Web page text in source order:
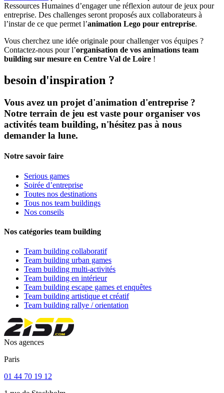
Ressources Humaines d’engager une réflexion autour de jeux pour
entreprise. Des challenges seront proposés aux collaborateurs à
l’instar de ce que permet l’animation Lego pour entreprise.
Vous cherchez une idée originale pour challenger vos équipes ?
Contactez-nous pour l’organisation de vos animations team
building sur mesure en Centre Val de Loire !
besoin d'inspiration ?
Vous avez un projet d'animation d'entreprise ?
Notre terrain de jeu est vaste pour organiser vos
activités team building, n'hésitez pas à nous
demander la lune.
Notre savoir faire
Serious games
Soirée d’entreprise
Toutes nos destinations
Tous nos team buildings
Nos conseils
Nos catégories team building
Team building collaboratif
Team building urban games
Team building multi-activités
Team building en intérieur
Team building escape games et enquêtes
Team building artistique et créatif
Team building rallye / orientation
Nos agences
Paris
01 44 70 19 12